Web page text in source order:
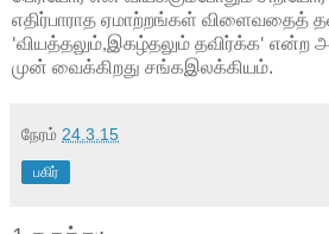
எதிர்பாராத ஏமாற்றங்கள் விளைவதைத்
'வியத்தலும்,இகழ்தலும் தவிர்க்க' என்ற
முன் வைக்கிறது சங்கஇலக்கியம்.
நேரம் 24.3.15
பகிர்